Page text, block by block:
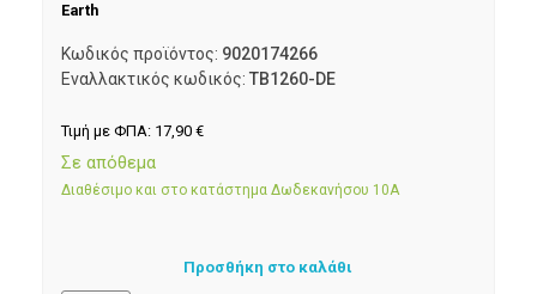
Earth
Κωδικός προϊόντος: 9020174266
Εναλλακτικός κωδικός: TB1260-DE
Τιμή με ΦΠΑ: 17,90 €
Σε απόθεμα
Διαθέσιμο και στο κατάστημα Δωδεκανήσου 10Α
Προσθήκη στο καλάθι